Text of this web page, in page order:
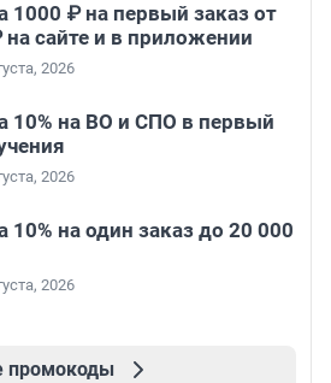
1000 ₽ на первый заказ от
сайте и в приложении
2026
10% на ВО и СПО в первый
2026
10% на один заказ до 20 000
2026
промокоды